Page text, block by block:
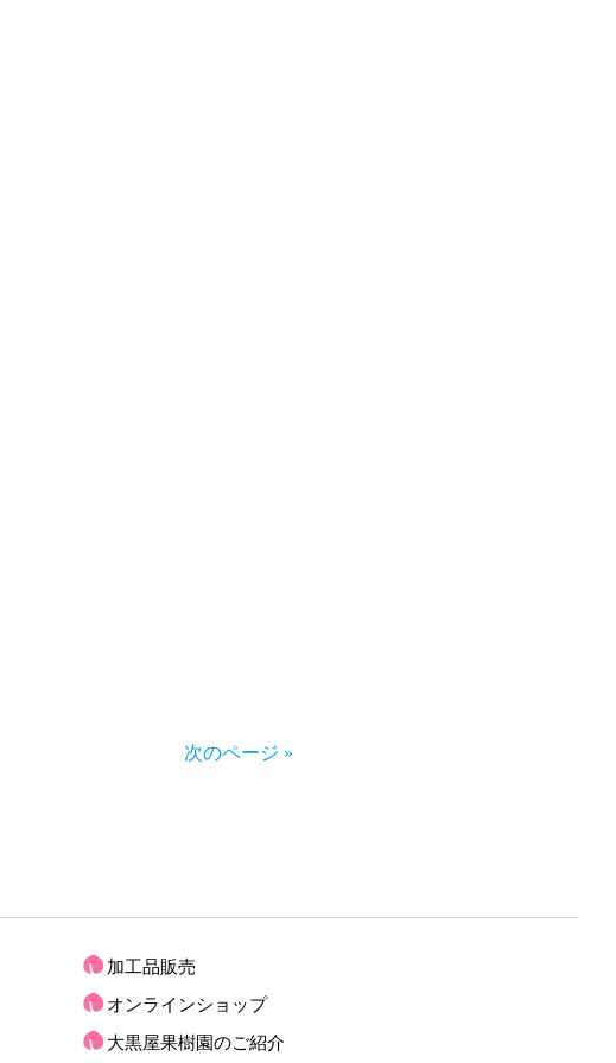
次のページ »
加工品販売
オンラインショップ
大黒屋果樹園のご紹介